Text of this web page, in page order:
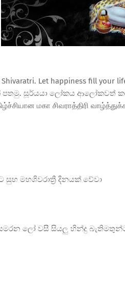
Let happiness fill your
පතමු. සූර්යයා ලෝකය ආලෝකවත්
மகா சிவராத்திரி
සුභ මහශිවරාත් රී දිනයක් වේවා
සමරන ලෝ වසී සියලු හින්දු